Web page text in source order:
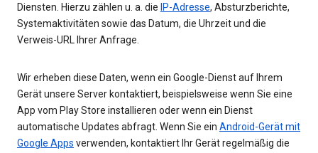
Diensten. Hierzu zählen u. a. die IP-Adresse, Absturzberichte,
Systemaktivitäten sowie das Datum, die Uhrzeit und die
Verweis-URL Ihrer Anfrage.
Wir erheben diese Daten, wenn ein Google-Dienst auf Ihrem
Gerät unsere Server kontaktiert, beispielsweise wenn Sie eine
App vom Play Store installieren oder wenn ein Dienst
automatische Updates abfragt. Wenn Sie ein Android-Gerät mit
Google Apps verwenden, kontaktiert Ihr Gerät regelmäßig die